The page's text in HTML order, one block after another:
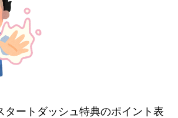
タートダッシュ特典のポイント表